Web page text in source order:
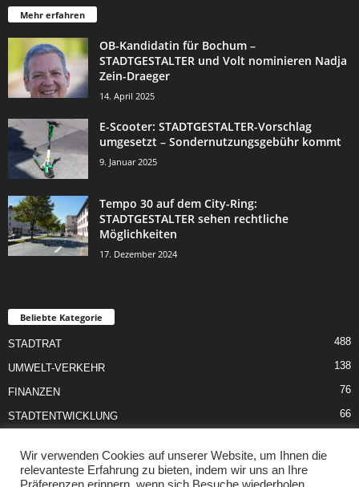
Mehr erfahren
OB-Kandidatin für Bochum –
STADTGESTALTER und Volt nominieren Nadja
Zein-Draeger
14. April 2025
E-Scooter: STADTGESTALTER-Vorschlag
umgesetzt – Sondernutzungsgebühr kommt
9. Januar 2025
Tempo 30 auf dem City-Ring:
STADTGESTALTER sehen rechtliche
Möglichkeiten
17. Dezember 2024
Beliebte Kategorie
STADTRAT 488
UMWELT-VERKEHR 138
FINANZEN 76
STADTENTWICKLUNG 66
SOZIALES
Wir verwenden Cookies auf unserer Website, um Ihnen die
relevanteste Erfahrung zu bieten, indem wir uns an Ihre